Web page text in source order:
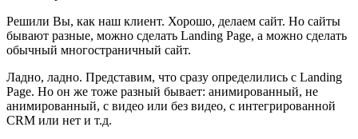
Решили Вы, как наш клиент. Хорошо, делаем сайт. Но сайты
бывают разные, можно сделать Landing Page, а можно сделать
обычный многостраничный сайт.
Ладно, ладно. Представим, что сразу определились с Landing
Page. Но он же тоже разный бывает: анимированный, не
анимированный, с видео или без видео, с интегрированной
CRM или нет и т.д.